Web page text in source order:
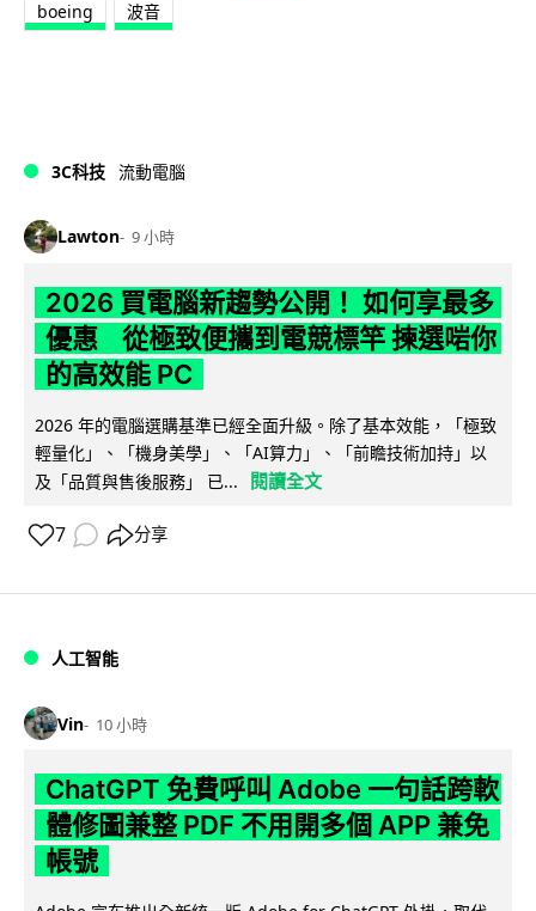
boeing 波音
3C科技 流動電腦
Lawton 9 小時
2026 買電腦新趨勢公開！ 如何享最多
優惠 從極致便攜到電競標竿 揀選啱你
的高效能 PC
2026 年的電腦選購基準已經全面升級。除了基本效能，「極致
輕量化」、「機身美學」、「AI算力」、「前瞻技術加持」以
及「品質與售後服務」 已...
閱讀全文
7 分享
人工智能
Vin 10 小時
ChatGPT 免費呼叫 Adobe 一句話跨軟
體修圖兼整 PDF 不用開多個 APP 兼免
帳號